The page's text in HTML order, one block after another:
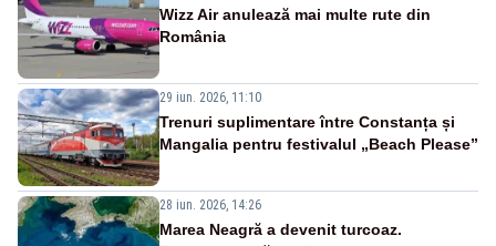
Wizz Air anulează mai multe rute din
România
29 iun. 2026, 11:10
Trenuri suplimentare între Constanța și
Mangalia pentru festivalul „Beach Please”
28 iun. 2026, 14:26
Marea Neagră a devenit turcoaz.